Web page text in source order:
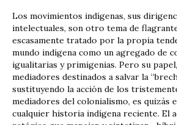
Los movimientos indígenas, sus
intelectuales, son otro tema de
escasamente tratado por la propia
mundo indígena como un agregado de
igualitarias y primigenias. Pero su
mediadores destinados a salvar la
sustituyendo la acción de los
mediadores del colonialismo, es quizás
cualquier historia indígena reciente. El